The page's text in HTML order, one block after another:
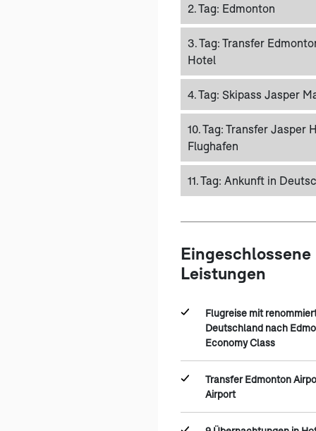
2. Tag: Edmonton
3. Tag: Transfer
Hotel
4. Tag: Skipass Jasper
10. Tag: Transfer Jasper
Flughafen
11. Tag: Ankunft in
Eingeschlossene
Leistungen
Flugreise mit
Deutschland nach
Economy Class
Transfer Edmonton
Airport